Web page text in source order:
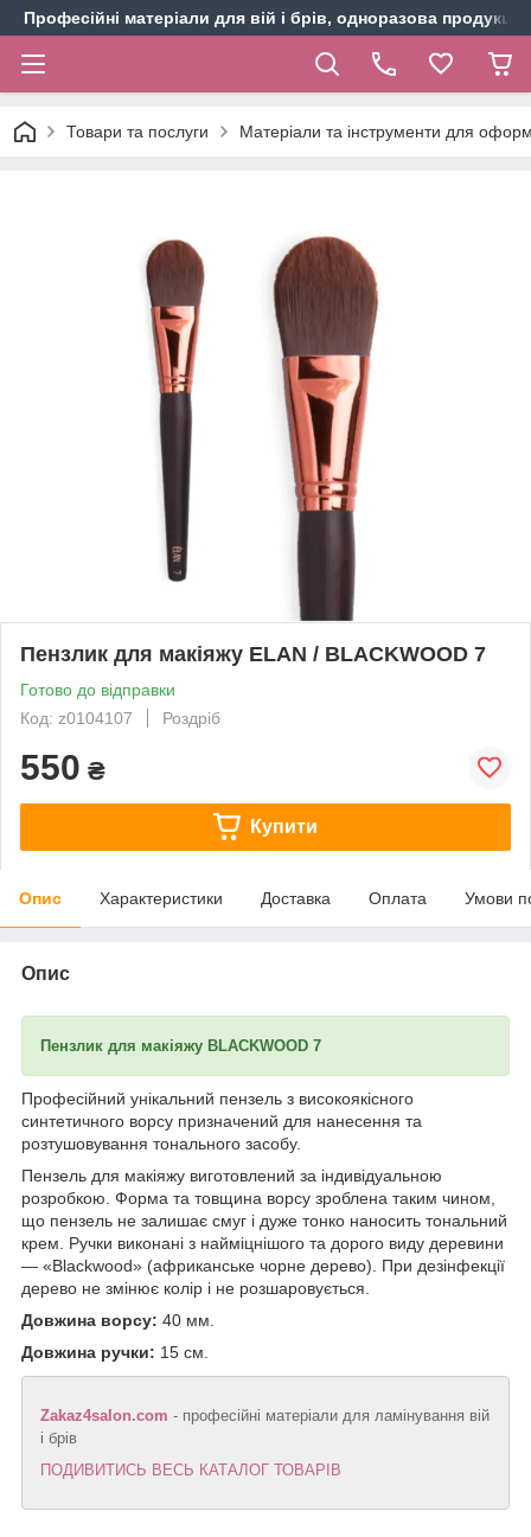
Професійні матеріали для вій і брів, одноразова продукція
Товари та послуги Матеріали та інструменти для
Пензлик для макіяжу ELAN / BLACKWOOD 7
Готово до відправки
Код: z0104107
Роздріб
550 ₴
Купити
Опис Характеристики Доставка Оплата Умови
Опис
Пензлик для макіяжу BLACKWOOD 7
Професійний унікальний пензель з високоякісного
синтетичного ворсу призначений для нанесення та
розтушовування тонального засобу.
Пензель для макіяжу виготовлений за індивідуальною
розробкою. Форма та товщина ворсу зроблена таким чином,
що пензель не залишає смуг і дуже тонко наносить тональний
крем. Ручки виконані з найміцнішого та дорого виду деревини
— «Blackwood» (африканське чорне дерево). При дезінфекції
дерево не змінює колір і не розшаровується.
Довжина ворсу: 40 мм.
Довжина ручки: 15 см.
Zakaz4salon.com - професійні матеріали для ламінування вій
і брів
ПОДИВИТИСЬ ВЕСЬ КАТАЛОГ ТОВАРІВ